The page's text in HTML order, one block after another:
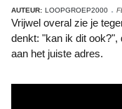
AUTEUR: LOOPGROEP2000
Vrijwel overal zie je
denkt: "kan ik dit ook?",
aan het juiste adres.